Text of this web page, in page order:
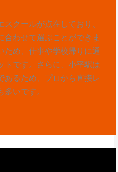
クールが点在しており、
合わせて選ぶことができま
ため、仕事や学校帰りに通
トです。さらに、小平駅は
あるため、プロから直接レ
いです。